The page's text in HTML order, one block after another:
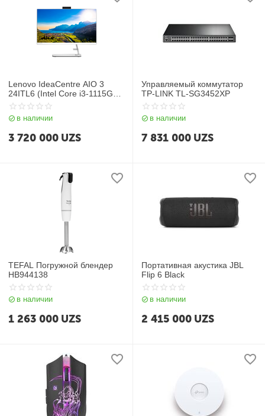
Lenovo IdeaCentre AIO 3
24ITL6 (Intel Core i3-1115G4/
DDR4 4GB/ HDD 1TB/ 23,8
IPS FHD LCD/ Integrated Intel
UHD Graphics/
White
в наличии
3 720 000 UZS
Управляемый коммутатор
TP-LINK TL-SG3452XP
в наличии
7 831 000 UZS
TEFAL Погружной блендер
HB944138
в наличии
1 263 000 UZS
Портативная акустика JBL
Flip 6 Black
в наличии
2 415 000 UZS